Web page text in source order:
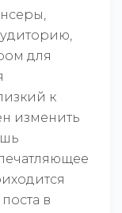
для
к
изменить
в